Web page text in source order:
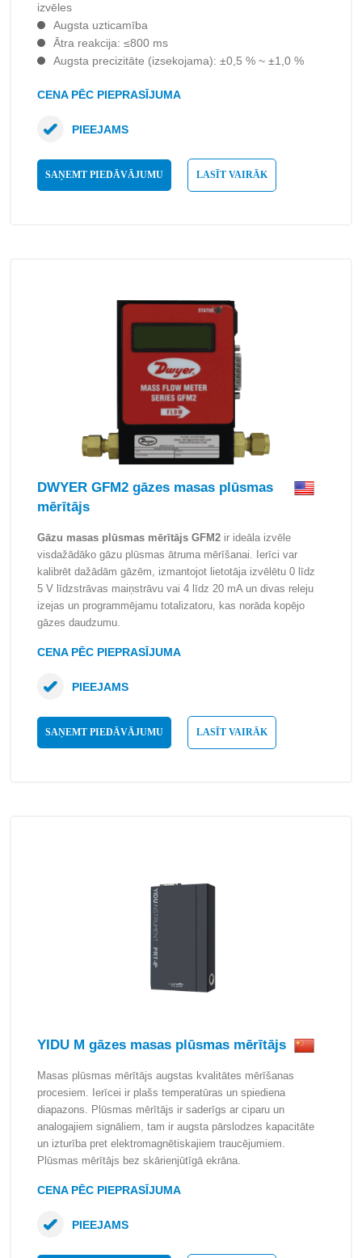
izvēles
Augsta uzticamība
Ātra reakcija: ≤800 ms
Augsta precizitāte (izsekojama): ±0,5 % ~ ±1,0 %
CENA PĒC PIEPRASĪJUMA
SAŅEMT PIEDĀVĀJUMU LASĪT VAIRĀK
PIEEJAMS
DWYER GFM2 gāzes masas plūsmas
mērītājs
Gāzu masas plūsmas mērītājs GFM2 ir ideāla izvēle
visdažādāko gāzu plūsmas ātruma mērīšanai. Ierīci var
kalibrēt dažādām gāzēm, izmantojot lietotāja izvēlētu 0 līdz
5 V līdzstrāvas maiņstrāvu vai 4 līdz 20 mA un divas releju
izejas un programmējamu totalizatoru, kas norāda kopējo
gāzes daudzumu.
CENA PĒC PIEPRASĪJUMA
SAŅEMT PIEDĀVĀJUMU LASĪT VAIRĀK
PIEEJAMS
YIDU M gāzes masas plūsmas mērītājs
Masas plūsmas mērītājs augstas kvalitātes mērīšanas
procesiem. Ierīcei ir plašs temperatūras un spiediena
diapazons. Plūsmas mērītājs ir saderīgs ar ciparu un
analogajiem signāliem, tam ir augsta pārslodzes kapacitāte
un izturība pret elektromagnētiskajiem traucējumiem.
Plūsmas mērītājs bez skārienjūtīgā ekrāna.
CENA PĒC PIEPRASĪJUMA
PIEEJAMS